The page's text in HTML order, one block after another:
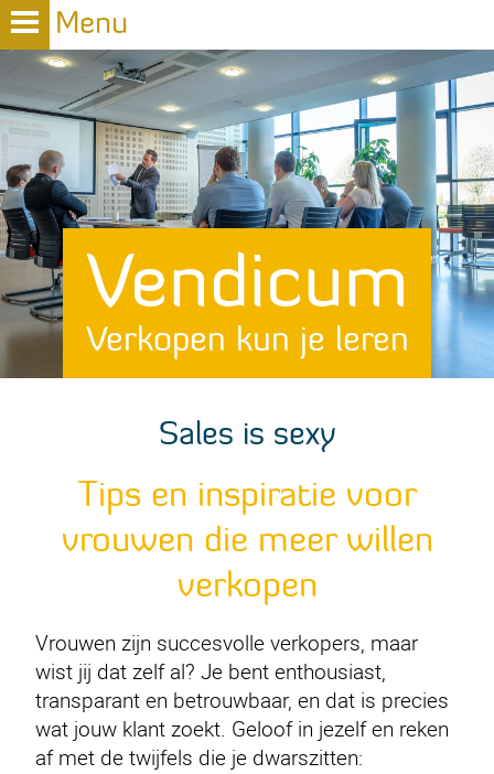
Vendicum
Verkopen kun je leren
Sales is sexy
Tips en inspiratie voor
vrouwen die meer willen
verkopen
Vrouwen zijn succesvolle verkopers, maar
wist jij dat zelf al? Je bent enthousiast,
transparant en betrouwbaar, en dat is precies
wat jouw klant zoekt. Geloof in jezelf en reken
af met de twijfels die je dwarszitten: